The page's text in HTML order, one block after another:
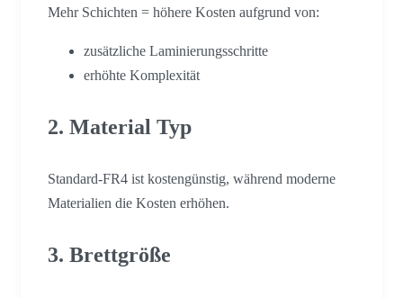
Mehr Schichten = höhere Kosten aufgrund von:
zusätzliche Laminierungsschritte
erhöhte Komplexität
2. Material Typ
Standard-FR4 ist kostengünstig, während moderne
Materialien die Kosten erhöhen.
3. Brettgröße